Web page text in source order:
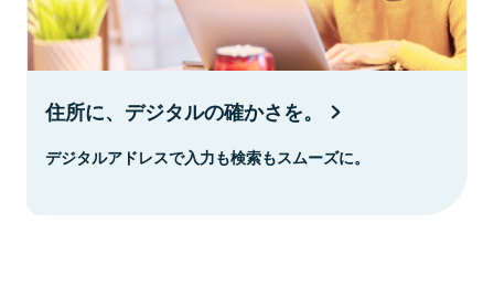
住所に、デジタルの確かさを。
デジタルアドレスで入力も検索もスムーズに。